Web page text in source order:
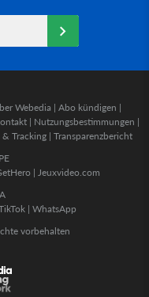
Webedia | Abo kündigen |
| Nutzungsbestimmungen |
Tracking | Transparenzbericht
| Jeuxvideo.com
| WhatsApp
vorbehalten